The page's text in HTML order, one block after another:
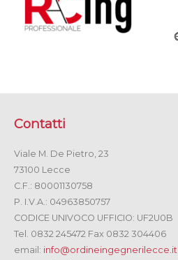
Contatti
Viale M. De Pietro, 23
73100 Lecce
C.F.: 80001130758
P. I.V.A.: 04963850757
CODICE UNIVOCO UFFICIO: UF2U0B
Tel. 0832 245472 Fax 0832 304406
email: info@ordineingegnerilecce.it